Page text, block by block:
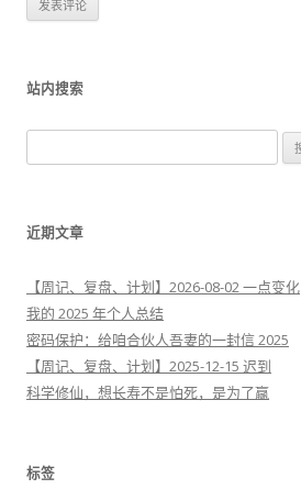
站内搜索
索
近期文章
【周记、复盘、计划】2026-08-02 一点变化
我的 2025 年个人总结
密码保护：给咱合伙人吾妻的一封信 2025
【周记、复盘、计划】2025-12-15 迟到
科学修仙，想长寿不是怕死，是为了赢
标签